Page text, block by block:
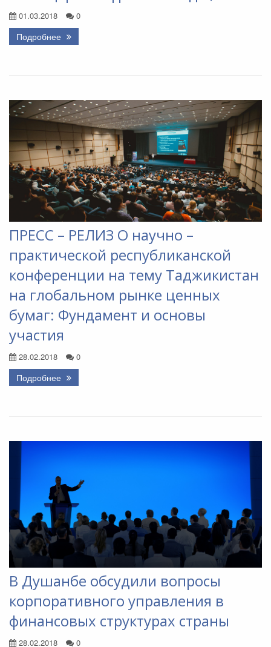
01.03.2018 0
Подробнее
ПРЕСС – РЕЛИЗ О научно –
практической республиканской
конференции на тему Таджикистан
на глобальном рынке ценных
бумаг: Фундамент и основы
участия
28.02.2018 0
Подробнее
В Душанбе обсудили вопросы
корпоративного управления в
финансовых структурах страны
28.02.2018 0